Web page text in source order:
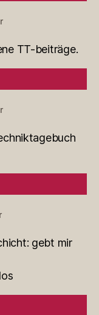
TT-beiträge.
gebt mir